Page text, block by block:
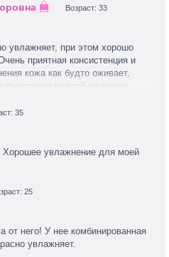
то это прекрасное средство!
Возраст: 33
увлажняет, при этом хорошо
приятная консистенция и
кожа как будто оживает,
из этой же серии.
35
Хорошее увлажнение для моей
25
от него! У нее комбинированная
увлажняет.